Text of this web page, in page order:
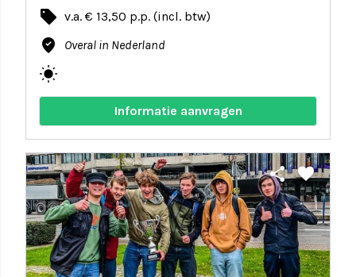
local_offer v.a. € 13,50 p.p. (incl. btw)
where_to_vote Overal in Nederland
wb_sunny
Informatie aanvragen
share favorite